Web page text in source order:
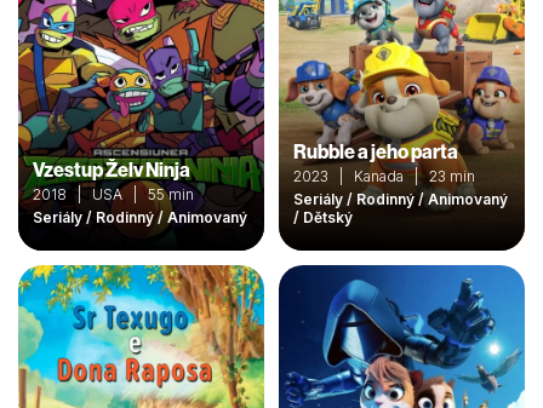
Vzestup Želv Ninja
2018 | USA | 55 min
Seriály / Rodinný / Animovaný
Rubble a jeho parta
2023 | Kanada | 23 min
Seriály / Rodinný / Animovaný
/ Dětský